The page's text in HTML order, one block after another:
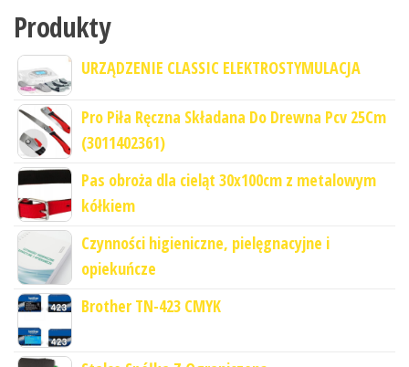
Produkty
URZĄDZENIE CLASSIC ELEKTROSTYMULACJA
Pro Piła Ręczna Składana Do Drewna Pcv 25Cm
(3011402361)
Pas obroża dla cieląt 30x100cm z metalowym
kółkiem
Czynności higieniczne, pielęgnacyjne i
opiekuńcze
Brother TN-423 CMYK